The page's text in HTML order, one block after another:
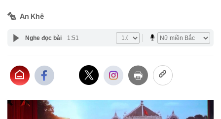
An Khê
Nghe đọc bài 1:51